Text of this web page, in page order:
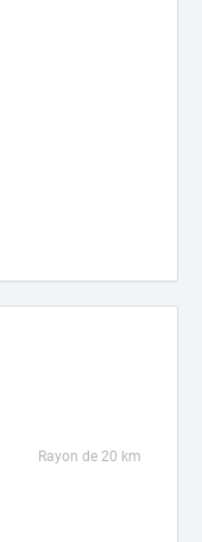
Rayon de 20 km